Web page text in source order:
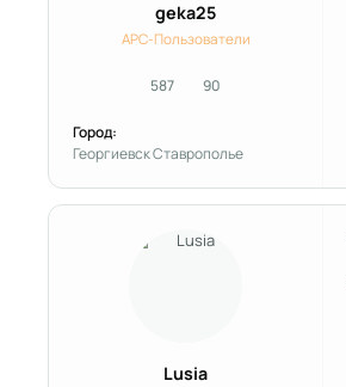
geka25
APC-Пользователи
587сообщения
90Репутация
Город:
Георгиевск Ставрополье
Lusia